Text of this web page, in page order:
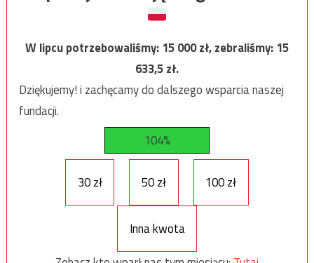
W lipcu potrzebowaliśmy:15 000zł, zebraliśmy:15
633,5zł.
Dziękujemy! i zachęcamy do dalszego wsparcia naszej
fundacji.
104%
30 zł 50 zł 100 zł
Inna kwota